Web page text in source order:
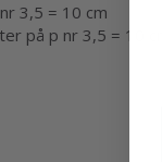
3,5 = 10 cm
på p nr 3,5 = 10